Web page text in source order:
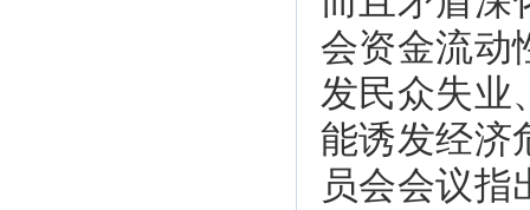
会资金流动
发民众失业
能诱发经济
员会会议